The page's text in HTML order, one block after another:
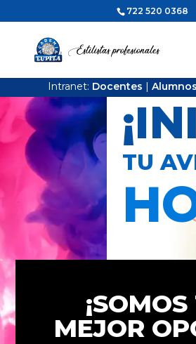
722 520 0368
Intranet: Docentes |Alumnos
TU
¡SOMOS
MEJOR